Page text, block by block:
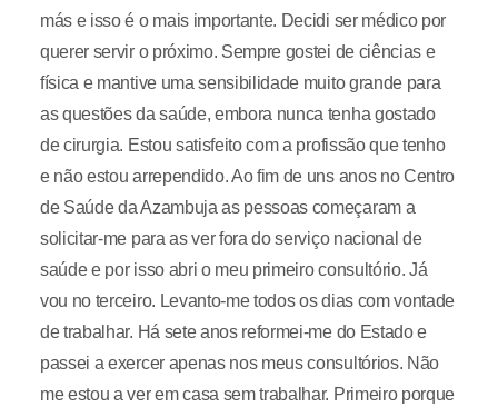
más e isso é o mais importante. Decidi ser médico por
querer servir o próximo. Sempre gostei de ciências e
física e mantive uma sensibilidade muito grande para
as questões da saúde, embora nunca tenha gostado
de cirurgia. Estou satisfeito com a profissão que tenho
e não estou arrependido. Ao fim de uns anos no Centro
de Saúde da Azambuja as pessoas começaram a
solicitar-me para as ver fora do serviço nacional de
saúde e por isso abri o meu primeiro consultório. Já
vou no terceiro. Levanto-me todos os dias com vontade
de trabalhar. Há sete anos reformei-me do Estado e
passei a exercer apenas nos meus consultórios. Não
me estou a ver em casa sem trabalhar. Primeiro porque